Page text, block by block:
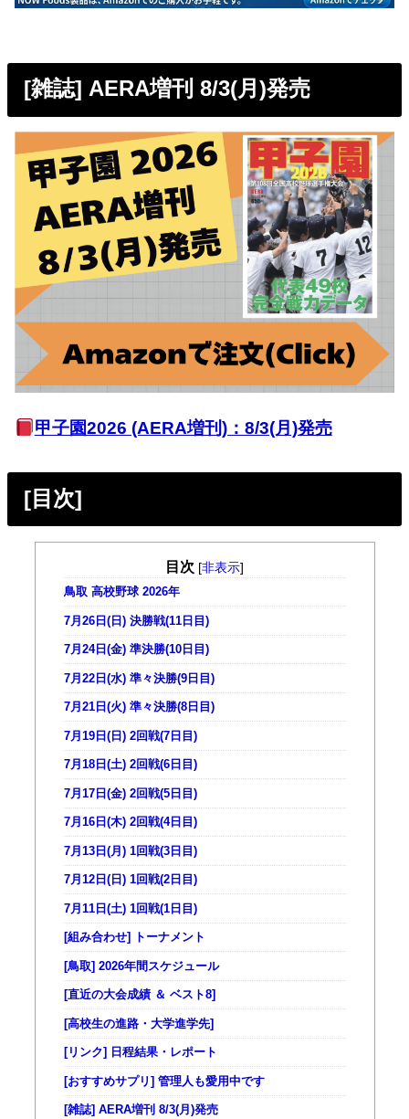
[雑誌] AERA増刊 8/3(月)発売
甲子園2026 (AERA増刊)：8/3(月)発売
[目次]
目次 [非表示]
鳥取 高校野球 2026年
7月26日(日) 決勝戦(11日目)
7月24日(金) 準決勝(10日目)
7月22日(水) 準々決勝(9日目)
7月21日(火) 準々決勝(8日目)
7月19日(日) 2回戦(7日目)
7月18日(土) 2回戦(6日目)
7月17日(金) 2回戦(5日目)
7月16日(木) 2回戦(4日目)
7月13日(月) 1回戦(3日目)
7月12日(日) 1回戦(2日目)
7月11日(土) 1回戦(1日目)
[組み合わせ] トーナメント
[鳥取] 2026年間スケジュール
[直近の大会成績 ＆ ベスト8]
[高校生の進路・大学進学先]
[リンク] 日程結果・レポート
[おすすめサプリ] 管理人も愛用中です
[雑誌] AERA増刊 8/3(月)発売